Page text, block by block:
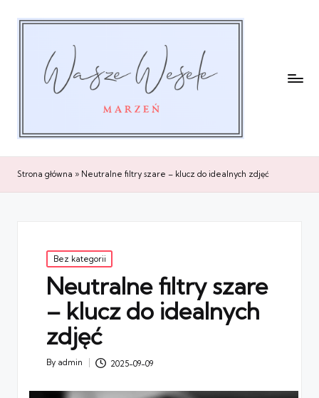
Strona główna » Neutralne filtry szare – klucz do idealnych zdjęć
Posted
in
Bez kategorii
Neutralne filtry szare
– klucz do idealnych
zdjęć
Posted
By admin 2025-09-09